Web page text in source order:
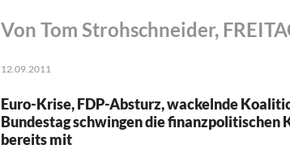
Von Tom Strohschneider,
12.09.2011
Euro-Krise, FDP-Absturz, wackelnde
Bundestag schwingen die finanzpolitischen
bereits mit